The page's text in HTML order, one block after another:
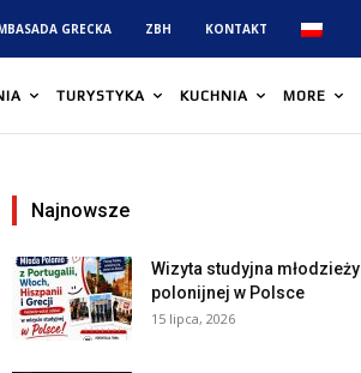
GRECKA ZBH KONTAKT
TURYSTYKA KUCHNIA MORE
Najnowsze
Wizyta studyjna młodzieży
polonijnej w Polsce
15 lipca, 2026